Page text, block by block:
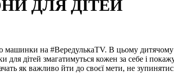
ДЛЯ ДІТЕЙ
машинки на #ВередулькаTV. В цьому
дітей змагатимуться кожен за себе і
як важливо йти до своєї мети, не